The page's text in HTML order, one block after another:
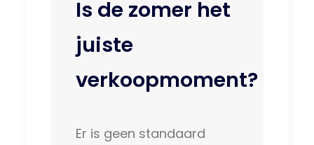
Is de zomer het
juiste
verkoopmoment?
Er is geen standaard